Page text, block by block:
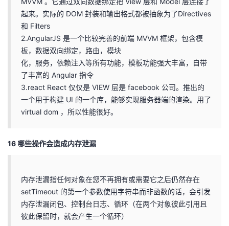
起来。实际的 DOM 封装和输出格式都被抽象为了Directives
和 Filters
2.AngularJS 是一个比较完善的前端 MVVM 框架，包含模
板，数据双向绑定，路由，模块
化，服务，依赖注入等所有功能，模板功能强大丰富，自带
了丰富的 Angular 指令
3.react React 仅仅是 VIEW 层是 facebook 公司。推出的
一个用于构建 UI 的一个库，能够实现服务器端的渲染。用了
virtual dom ，所以性能很好。
16 哪些操作会造成内存泄漏
内存泄漏指任何对象在您不再拥有或需要它之后仍然存在
setTimeout 的第一个参数使用字符串而非函数的话，会引发
内存泄漏闭包、控制台日志、循环（在两个对象彼此引用且
彼此保留时，就会产生一个循环）